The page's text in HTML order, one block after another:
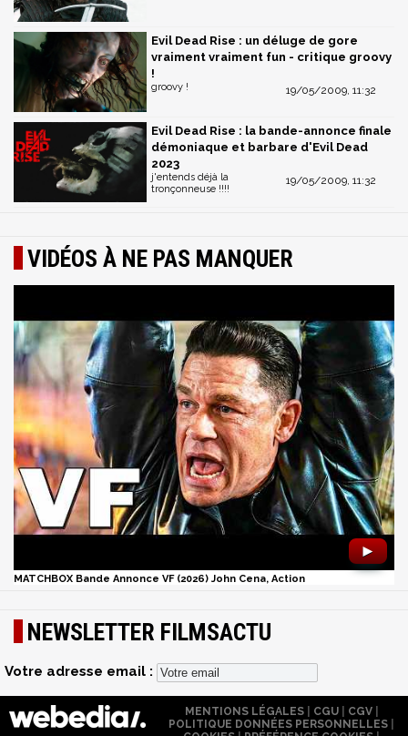
Evil Dead Rise : un déluge de gore
vraiment vraiment fun - critique groovy
!
19/05/2009, 11:32
groovy !
Evil Dead Rise : la bande-annonce finale
démoniaque et barbare d'Evil Dead
2023
19/05/2009, 11:32
j'entends déjà la
tronçonneuse !!!!
VIDÉOS À NE PAS MANQUER
►
MATCHBOX Bande Annonce VF (2026) John Cena, Action
NEWSLETTER FILMSACTU
Votre adresse email :
MENTIONS LÉGALES| CGU| CGV|
POLITIQUE DONNÉES PERSONNELLES